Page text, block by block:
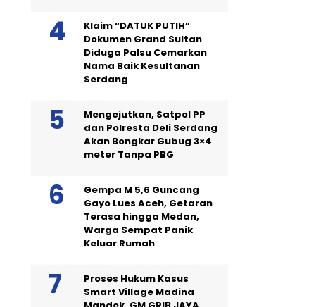
Klaim “DATUK PUTIH”
Dokumen Grand Sultan
Diduga Palsu Cemarkan
Nama Baik Kesultanan
Serdang
Mengejutkan, Satpol PP
dan Polresta Deli Serdang
Akan Bongkar Gubug 3×4
meter Tanpa PBG
Gempa M 5,6 Guncang
Gayo Lues Aceh, Getaran
Terasa hingga Medan,
Warga Sempat Panik
Keluar Rumah
Proses Hukum Kasus
Smart Village Madina